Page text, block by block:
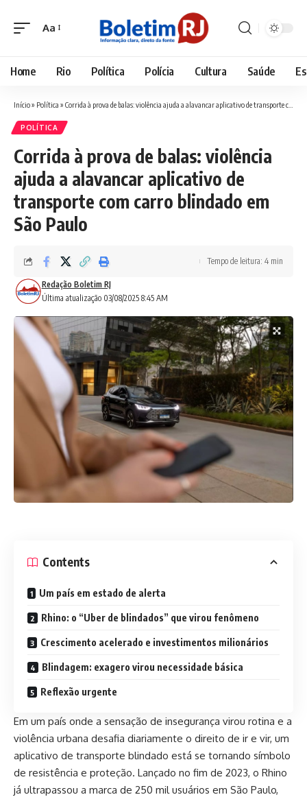
Font
Aa
Home Rio Política Polícia Cultura Saúde
Início» Política » Corrida à prova de balas: violência ajuda a alavancar aplicativo de transporte com carro blindado em São Paulo
POLÍTICA
Corrida à prova de balas: violência
ajuda a alavancar aplicativo de
transporte com carro blindado em
São Paulo
Última atualização 03/08/2025 8:45 AM
Redação Boletim RJ
Tempo de leitura: 4 min
Contents
Um país em estado de alerta
Rhino: o “Uber de blindados” que virou fenômeno
Crescimento acelerado e investimentos milionários
Blindagem: exagero virou necessidade básica
Reflexão urgente
Em um país onde a sensação de insegurança virou rotina e a
violência urbana desafia diariamente o direito de ir e vir, um
aplicativo de transporte blindado está se tornando símbolo
de resistência e proteção. Lançado no fim de 2023, o Rhino
já ultrapassou a marca de 250 mil usuários em São Paulo,